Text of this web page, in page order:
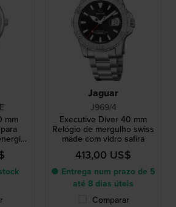
mm
Jaguar
J969/4
Executive Diver 40 mm
Relógio de mergulho swiss
made com vidro safira
413,00 US$
● Entrega num prazo de 5
até 8 dias úteis
Comparar